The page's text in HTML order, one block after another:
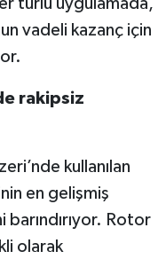
vadeli kazanç için
rakipsiz
kullanılan
en gelişmiş
Rotor
olarak